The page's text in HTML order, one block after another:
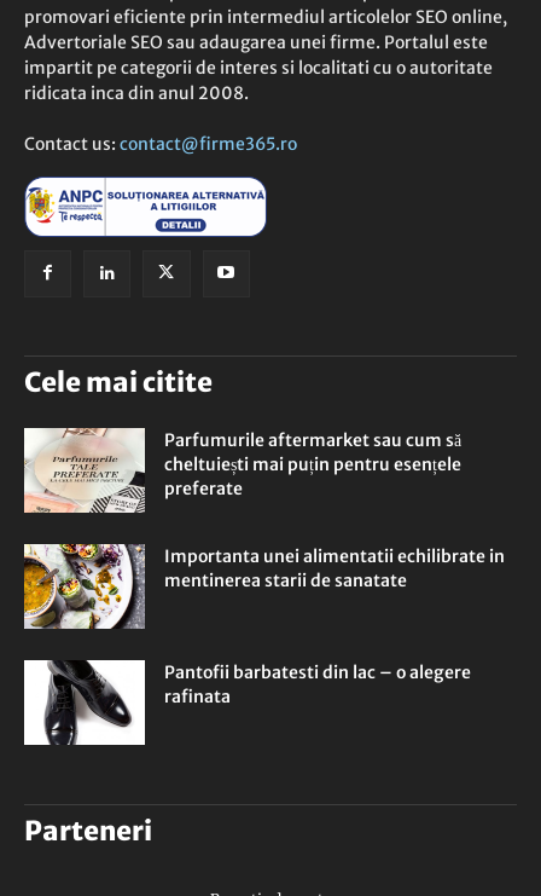
promovari eficiente prin intermediul articolelor SEO online,
Advertoriale SEO sau adaugarea unei firme. Portalul este
impartit pe categorii de interes si localitati cu o autoritate
ridicata inca din anul 2008.
Contact us: contact@firme365.ro
Cele mai citite
Parfumurile aftermarket sau cum să
cheltuiești mai puțin pentru esențele
preferate
Importanta unei alimentatii echilibrate in
mentinerea starii de sanatate
Pantofii barbatesti din lac – o alegere
rafinata
Parteneri